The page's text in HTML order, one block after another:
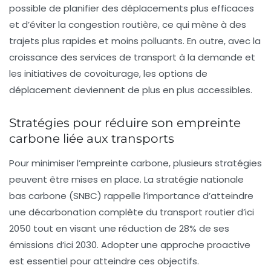
possible de planifier des déplacements plus efficaces
et d’éviter la congestion routière, ce qui mène à des
trajets plus rapides et moins polluants. En outre, avec la
croissance des services de transport à la demande et
les initiatives de covoiturage, les options de
déplacement deviennent de plus en plus accessibles.
Stratégies pour réduire son empreinte
carbone liée aux transports
Pour minimiser l’empreinte carbone, plusieurs stratégies
peuvent être mises en place. La stratégie nationale
bas carbone (SNBC) rappelle l’importance d’atteindre
une décarbonation complète du transport routier d’ici
2050 tout en visant une réduction de 28% de ses
émissions d’ici 2030. Adopter une approche proactive
est essentiel pour atteindre ces objectifs.